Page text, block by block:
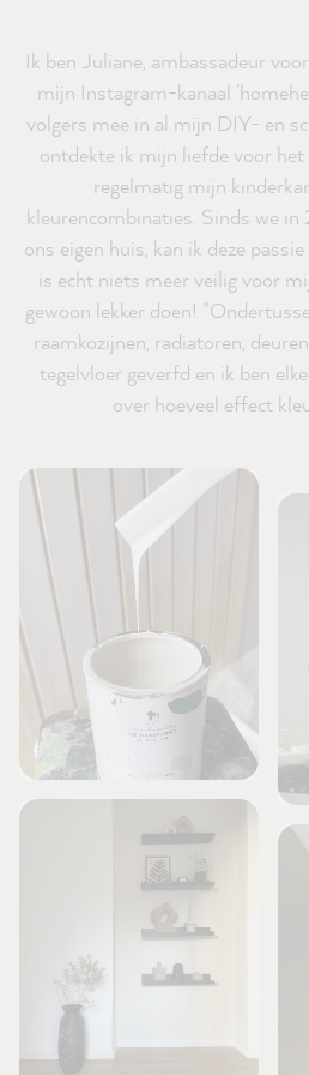
Ik ben Juliane, ambassadeur
mijn Instagram-kanaal
volgers mee in al mijn DIY- en
ontdekte ik mijn liefde voor
regelmatig mijn
kleurencombinaties. Sinds we
ons eigen huis, kan ik deze
is echt niets meer veilig voor
gewoon lekker doen!
raamkozijnen, radiatoren,
tegelvloer geverfd en ik ben
over hoeveel effect